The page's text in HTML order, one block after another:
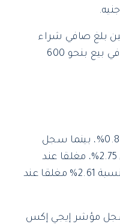
المنتهي، 1.1 مليار جنيه، في حين بلغ صافي شراء
مؤسسات الاستثمار المحلية منفردة 1.7 مليار جنيه، حيث سجل الأفراد المحليون صافي بيع بنحو 600
أغلق مؤشر البورصة الرئيسي، إيجى إكس 30 عند 37،677 نقطة، مسجلا ارتفاعا بنحو 0.8%، بينما سجل
مؤشر الأسهم الصغيرة والمتوسطة إيجي إكس 70 متساوي الأوزان ارتفاعًا بمعدل 2.75%، مغلقا عند
11,654 نقطة، في حين سجل سجل مؤشر إيجي إكس 100 متساوي الاوزان ارتفاعا بنسبة 2.61% مغلقا عند
1.65% مغلقا عند 3،785 نقطة، بينما سجل مؤشر إيجي إكس